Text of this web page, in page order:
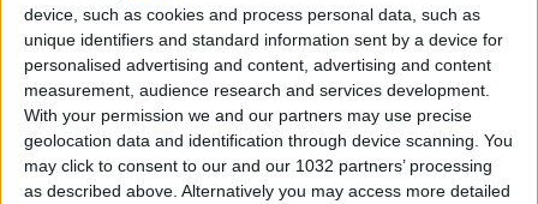
device, such as cookies and process personal data, such as
unique identifiers and standard information sent by a device for
personalised advertising and content, advertising and content
measurement, audience research and services development.
With your permission we and our partners may use precise
geolocation data and identification through device scanning. You
may click to consent to our and our 1032 partners’ processing
as described above. Alternatively you may access more detailed
nessuna risposta
11 Novembre 2010
Si muove la classifica con il Milan che
sorpassa tutti